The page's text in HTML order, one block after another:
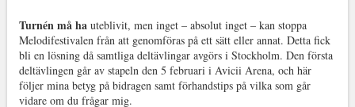
Turnén må ha uteblivit, men inget – absolut inget – kan stoppa
Melodifestivalen från att genomföras på ett sätt eller annat. Detta fick
bli en lösning då samtliga deltävlingar avgörs i Stockholm. Den första
deltävlingen går av stapeln den 5 februari i Avicii Arena, och här
följer mina betyg på bidragen samt förhandstips på vilka som går
vidare om du frågar mig.